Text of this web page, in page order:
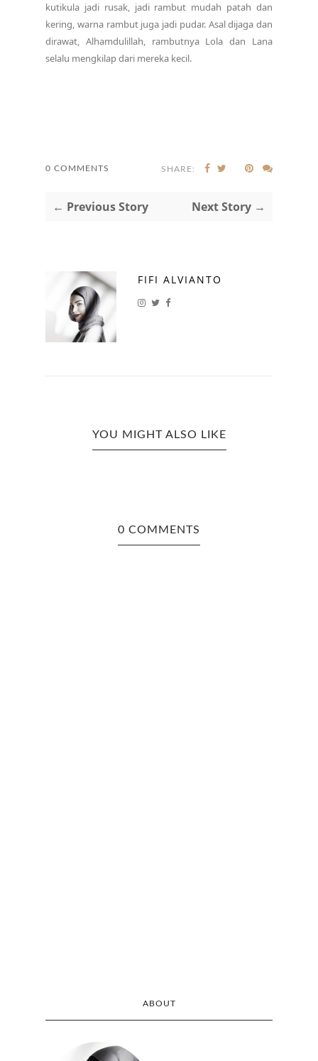
kutikula jadi rusak, jadi rambut mudah patah dan
kering, warna rambut juga jadi pudar. Asal dijaga dan
dirawat, Alhamdulillah, rambutnya Lola dan Lana
selalu mengkilap dari mereka kecil.
0 COMMENTS SHARE:
← Previous Story Next Story →
FIFI ALVIANTO
YOU MIGHT ALSO LIKE
0 COMMENTS
ABOUT